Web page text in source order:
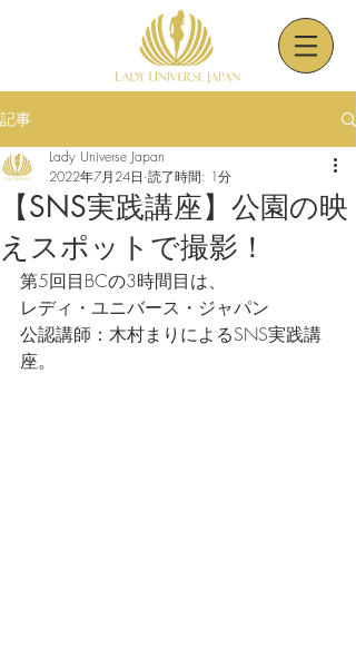
記事
【SNS実践講座】公園の映
えスポットで撮影！
Lady Universe Japan
2022年7月24日 読了時間: 1分
第5回目BCの3時間目は、
レディ・ユニバース・ジャパン
公認講師：木村まりによるSNS実践講
座。